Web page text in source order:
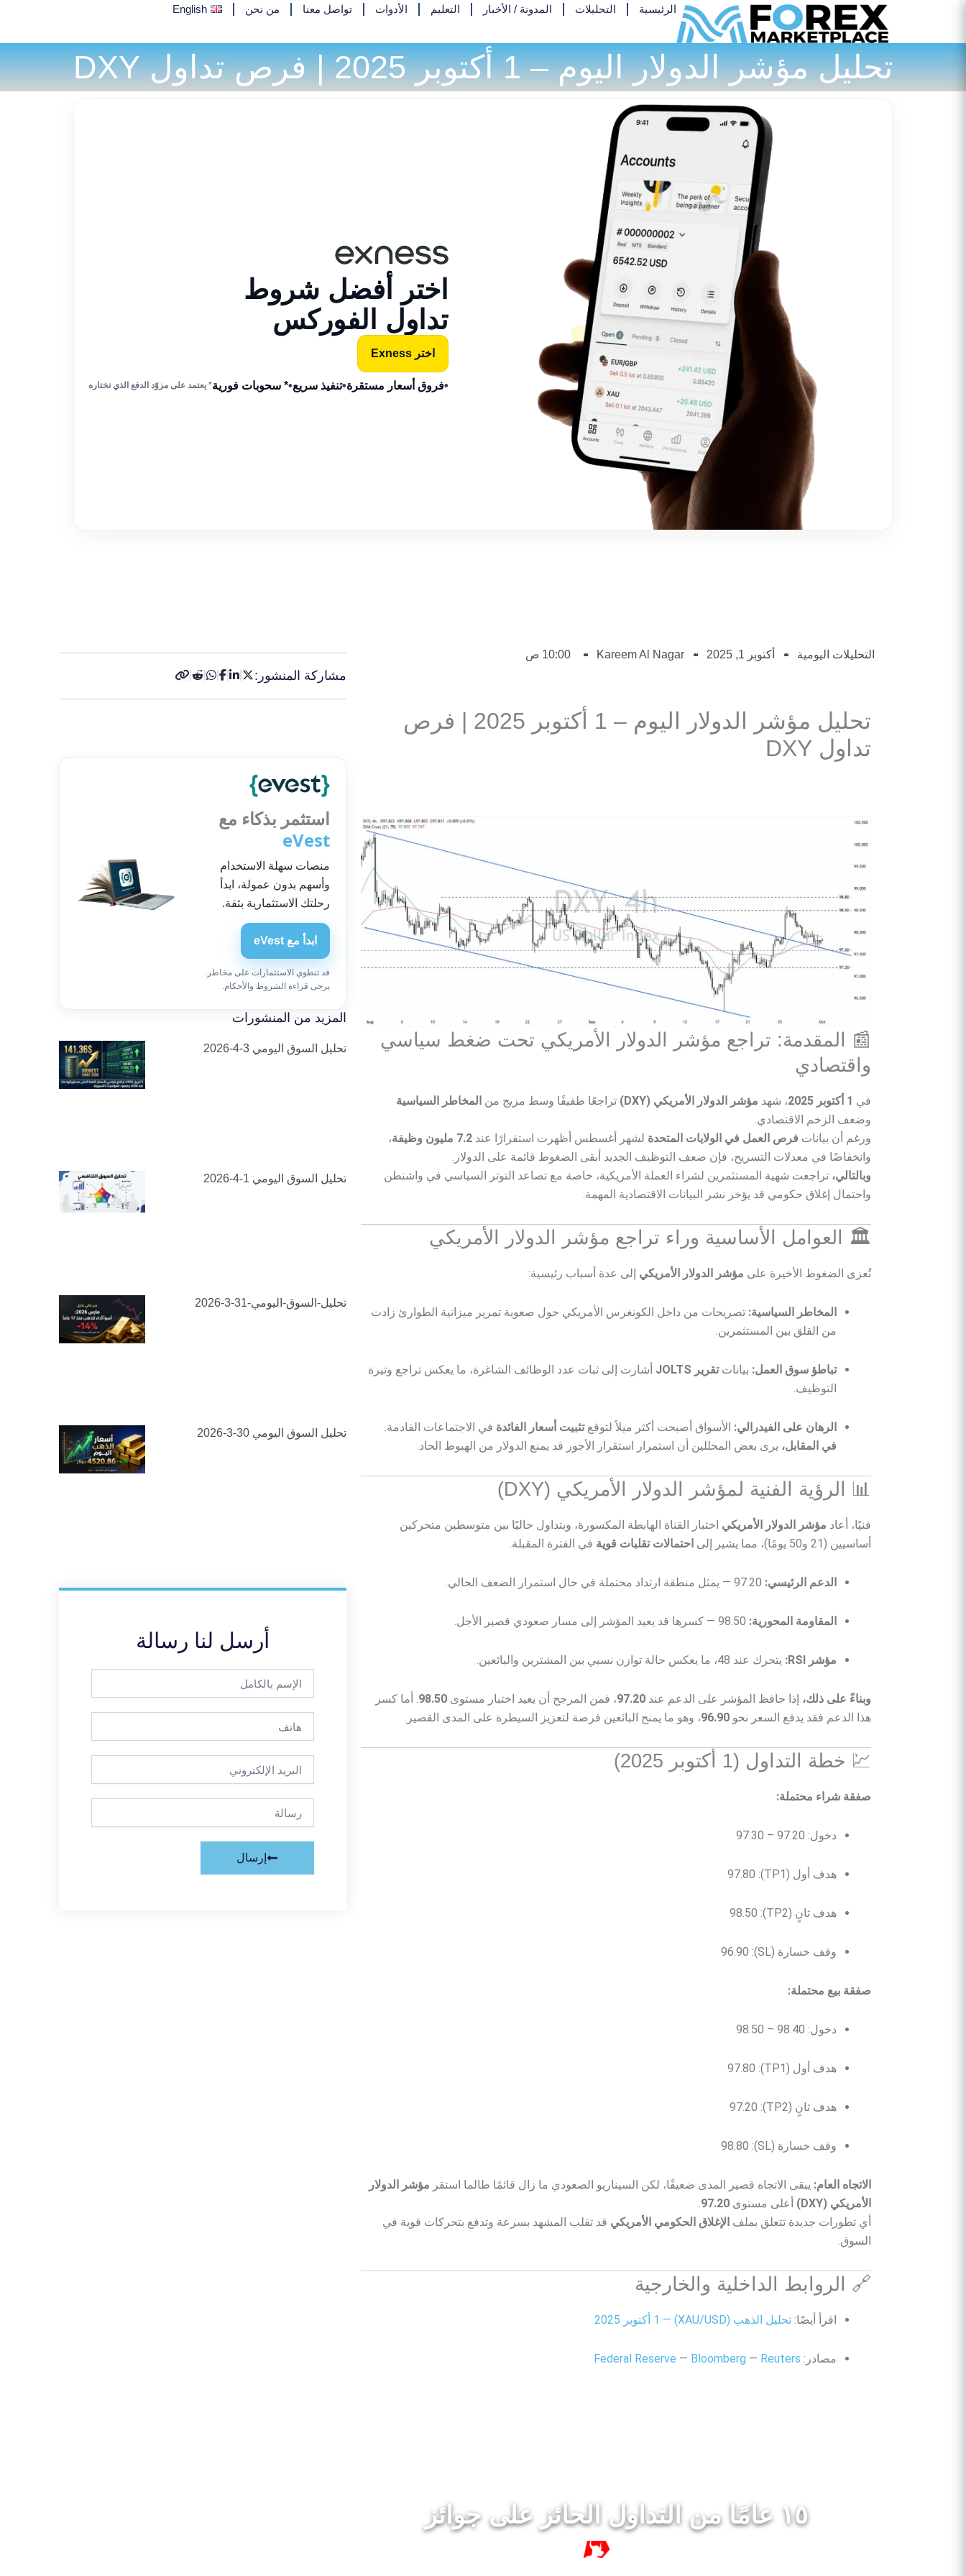
الرئيسية التحليلات المدونة / الأخبار التعليم الأدوات تواصل معنا من نحن English
تحليل مؤشر الدولار اليوم – 1 أكتوبر 2025 | فرص تداول DXY
اختر أفضل شروط
تداول الفوركس
اختر Exness
•فروق أسعار مستقرة•تنفيذ سريع•* سحوبات فورية* يعتمد على مزوّد الدفع الذي تختاره
التحليلات اليومية أكتوبر 1, 2025 Kareem Al Nagar 10:00 ص
تحليل مؤشر الدولار اليوم – 1 أكتوبر 2025 | فرص
تداول DXY
📰 المقدمة: تراجع مؤشر الدولار الأمريكي تحت ضغط سياسي
واقتصادي
في 1 أكتوبر 2025 ، شهد مؤشر الدولار الأمريكي (DXY) تراجعًا طفيفًا وسط مزيج من المخاطر السياسية
وضعف الزخم الاقتصادي.
ورغم أن بيانات فرص العمل في الولايات المتحدة لشهر أغسطس أظهرت استقرارًا عند 7.2 مليون وظيفة
،
وانخفاضًا في معدلات التسريح، فإن ضعف التوظيف الجديد أبقى الضغوط قائمة على الدولار.
وبالتالي، تراجعت شهية المستثمرين لشراء العملة الأمريكية، خاصة مع تصاعد التوتر السياسي في واشنطن
واحتمال إغلاق حكومي قد يؤخر نشر البيانات الاقتصادية المهمة.
🏛️ العوامل الأساسية وراء تراجع مؤشر الدولار الأمريكي
تُعزى الضغوط الأخيرة على مؤشر الدولار الأمريكي إلى عدة أسباب رئيسية:
المخاطر السياسية: تصريحات من داخل الكونغرس الأمريكي حول صعوبة تمرير ميزانية الطوارئ زادت
من القلق بين المستثمرين.
تباطؤ سوق العمل: بياناتتقرير JOLTS
أشارت إلى ثبات عدد الوظائف الشاغرة، ما يعكس تراجع وتيرة
التوظيف.
الرهان على الفيدرالي: الأسواق أصبحت أكثر ميلاً لتوقعتثبيت أسعار الفائدة في الاجتماعات القادمة.
في المقابل، يرى بعض المحللين أن استمرار استقرار الأجور قد يمنع الدولار من الهبوط الحاد.
📊 الرؤية الفنية لمؤشر الدولار الأمريكي (DXY)
فنيًا، أعاد مؤشر الدولار الأمريكي اختبار القناة الهابطة المكسورة، ويتداول حاليًا بين متوسطين متحركين
أساسيين (21 و50 يومًا)، مما يشير إلى
احتمالات تقلبات قوية في الفترة المقبلة.
الدعم الرئيسي:
المقاومة المحورية:
مؤشر RSI: يتحرك عند 48، ما يعكس حالة توازن نسبي بين المشترين والبائعين.
وبناءً على ذلك، إذا حافظ المؤشر على الدعم عند 97.20، فمن المرجح أن يعيد اختبار مستوى 98.50 . أما كسر
هذا الدعم فقد يدفع السعر نحو 96.90، وهو ما يمنح البائعين فرصة لتعزيز السيطرة على المدى القصير.
💹 خطة التداول (1 أكتوبر 2025)
صفقة شراء محتملة:
دخول: 97.20 – 97.30
هدف أول (TP1): 97.80
هدف ثانٍ (TP2): 98.50
وقف خسارة (SL): 96.90
صفقة بيع محتملة:
دخول: 98.40 – 98.50
هدف أول (TP1): 97.80
هدف ثانٍ (TP2): 97.20
وقف خسارة (SL): 98.80
الاتجاه العام: يبقى الاتجاه قصير المدى ضعيفًا، لكن السيناريو الصعودي ما زال قائمًا طالما استقر مؤشر الدولار
الأمريكي (DXY)
أعلى مستوى 97.20
أي تطورات جديدة تتعلق بملف الإغلاق الحكومي الأمريكي قد تقلب المشهد بسرعة وتدفع بتحركات قوية في
السوق.
🔗 الروابط الداخلية والخارجية
اقرأ أيضًا: تحليل الذهب (XAU/USD) — 1 أكتوبر 2025
مصادر: Federal Reserve — Bloomberg — Reuters
١٥ عامًا من التداول الحائز على جوائز
مشاركة المنشور:
استثمر بذكاء مع
eVest
منصات سهلة الاستخدام
وأسهم بدون عمولة، ابدأ
رحلتك الاستثمارية بثقة.
ابدأ مع eVest
قد تنطوي الاستثمارات على مخاطر.
يرجى قراءة الشروط والأحكام.
المزيد من المنشورات
تحليل السوق اليومي 3-4-2026
تحليل السوق اليومي 1-4-2026
تحليل-السوق-اليومي-31-3-2026
تحليل السوق اليومي 30-3-2026
أرسل لنا رسالة
بالكامل
الإلكتروني
إرسال